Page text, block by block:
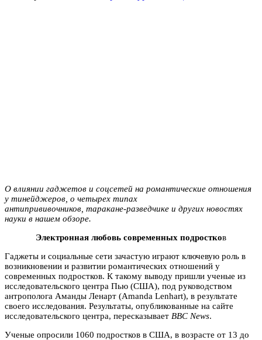
О влиянии гаджетов и соцсетей на романтические отношения
у тинейджеров, о четырех типах
антипрививочников, таракане-разведчике и других новостях
науки в нашем обзоре.
Электронная любовь современных подростков
Гаджеты и социальные сети зачастую играют ключевую роль в
возникновении и развитии романтических отношений у
современных подростков. К такому выводу пришли ученые из
исследовательского центра Пью (США), под руководством
антрополога Аманды Ленарт (Amanda Lenhart), в результате
своего исследования. Результаты, опубликованные на сайте
исследовательского центра, пересказывает BBC News.
Ученые опросили 1060 подростков в США, в возрасте от 13 до